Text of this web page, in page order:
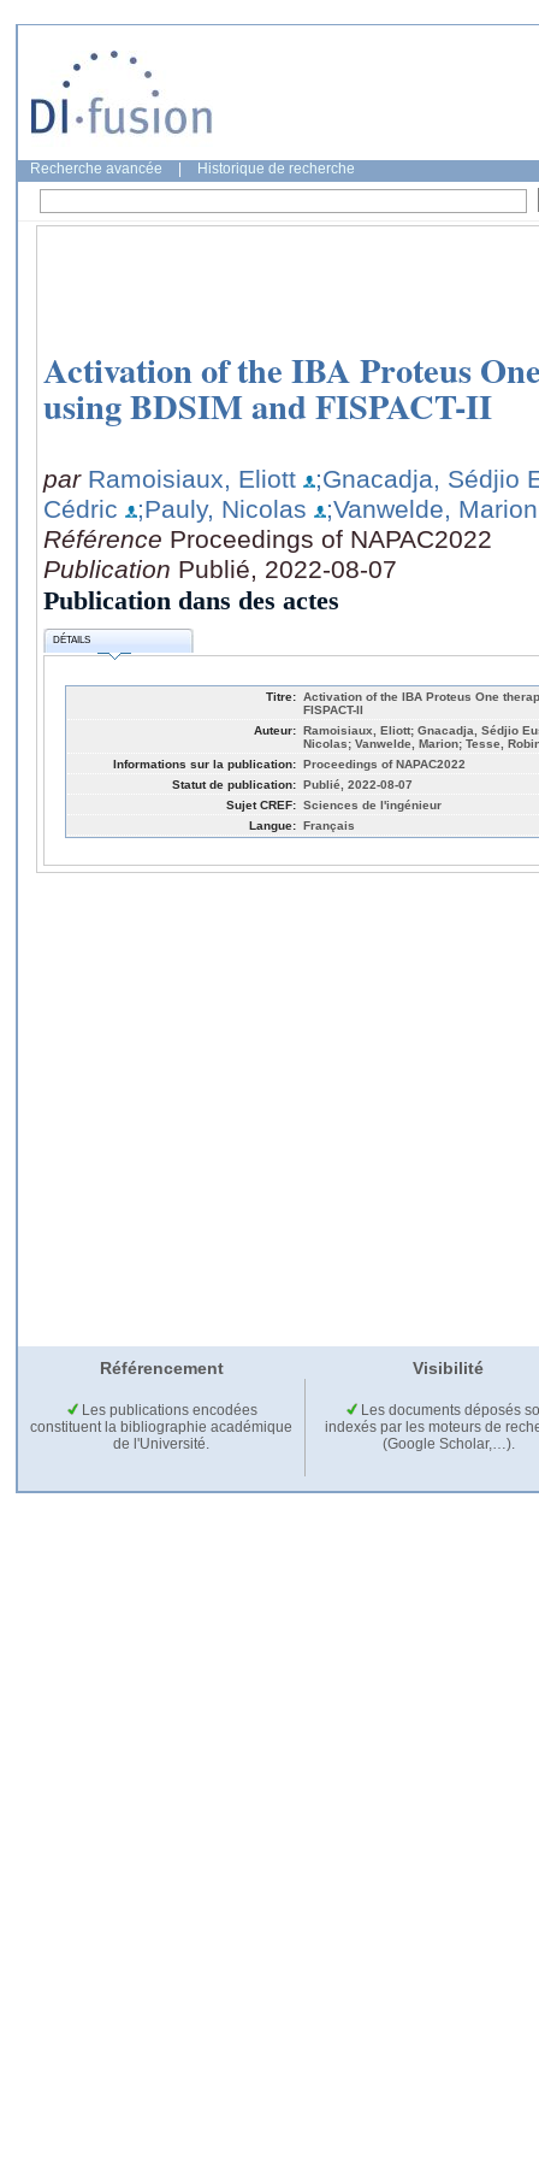
Recherche avancée Historique de recherche
Activation of the IBA Proteus
using BDSIM and FISPACT-II
par Ramoisiaux, Eliott
;Gnacadja, Sédjio
Cédric
;Pauly, Nicolas
;Vanwelde, Marion
Référence Proceedings of NAPAC2022
Publication Publié, 2022-08-07
Publication dans des actes
DÉTAILS
Titre: Activation of the IBA Proteus One
FISPACT-II
Auteur: Ramoisiaux, Eliott; Gnacadja, Sédjio
Nicolas; Vanwelde, Marion; Tesse,
Informations sur la publication: Proceedings of NAPAC2022
Statut de publication: Publié, 2022-08-07
Sujet CREF: Sciences de l'ingénieur
Langue: Français
Référencement Visibilité
Les publications encodées
constituent la bibliographie académique
de l'Université.
Les documents déposés
indexés par les moteurs de
(Google Scholar,…).